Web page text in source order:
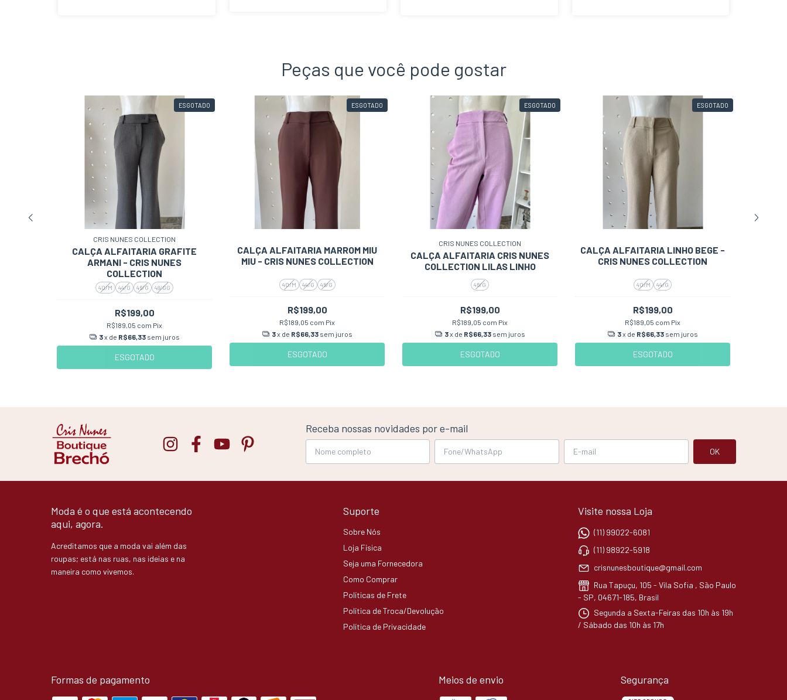
Cris Nunes e à toda equipe.
Peças que você pode gostar
ESGOTADO
CRIS NUNES COLLECTION
CALÇA ALFAITARIA GRAFITE
ARMANI - CRIS NUNES
COLLECTION
40/M 44/G 46/G 48/GG
R$199,00
R$189,05 com Pix
3x de R$66,33 sem juros
ESGOTADO
ESGOTADO
CALÇA ALFAITARIA MARROM MIU
MIU - CRIS NUNES COLLECTION
40/M 44/G 46/G
R$199,00
R$189,05 com Pix
3x de R$66,33 sem juros
ESGOTADO
ESGOTADO
CRIS NUNES COLLECTION
CALÇA ALFAITARIA CRIS NUNES
COLLECTION LILAS LINHO
46/G
R$199,00
R$189,05 com Pix
3x de R$66,33 sem juros
ESGOTADO
ESGOTADO
CALÇA ALFAITARIA LINHO BEGE -
CRIS NUNES COLLECTION
40/M 44/G
R$199,00
R$189,05 com Pix
3x de R$66,33 sem juros
ESGOTADO
Receba nossas novidades por e-mail
Moda é o que está acontecendo
aqui, agora.
Acreditamos que a moda vai além das
roupas; está nas ruas, nas ideias e na
maneira como vivemos.
Suporte
Sobre Nós
Loja Física
Seja uma Fornecedora
Como Comprar
Políticas de Frete
Política de Troca/Devolução
Política de Privacidade
Visite nossa Loja
(11) 99022-6081
(11) 98922-5918
crisnunesboutique@gmail.com
Rua Tapuçu, 105 - Vila Sofia , São Paulo
- SP, 04671-185, Brasil
Segunda a Sexta-Feiras das 10h às 19h
/ Sábado das 10h às 17h
Formas de pagamento Meios de envio Segurança